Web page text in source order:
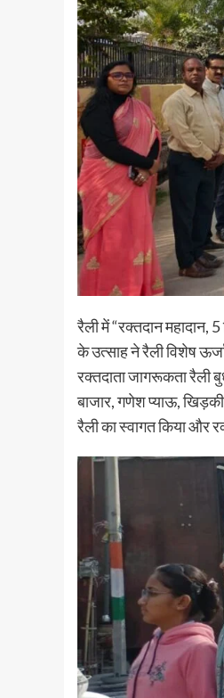
रैली में “रक्तदान
के उत्साह ने रैली विशेष
रक्तदाता जागरूकता रैली
बाजार, गणेश प्याऊ,
रैली का स्वागत किया और